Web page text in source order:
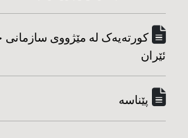
کورته‌یه‌ک له مێژووی
ئێران
پێناسه‌